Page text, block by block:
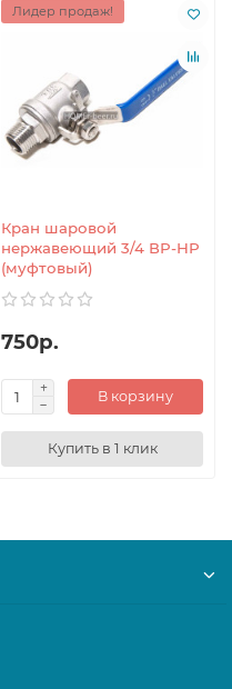
Лидер продаж!
Кран шаровой
нержавеющий 3/4 ВР-НР
(муфтовый)
750р.
В корзину
Купить в 1 клик